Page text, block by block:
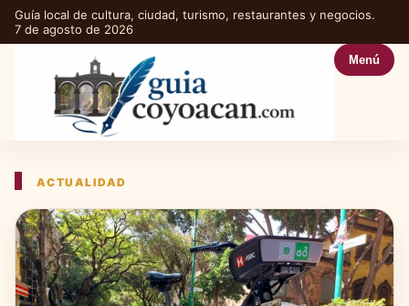
Guía local de cultura, ciudad, turismo, restaurantes y negocios.
7 de agosto de 2026
Menú
ACTUALIDAD